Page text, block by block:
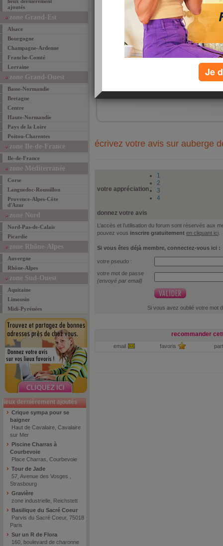
ajoutés
zone Grand-Est
Alsace
Bourgogne
Champagne-Ardenne
Franche-Comté
Lorraine
zone Grand-Ouest
Basse-Normandie
Bretagne
Centre
Haute-Normandie
Pays de la Loire
Poitou-Charentes
zone Ile-de-France
Ile-de-France
zone Méditerranée
Corse
Languedoc-Roussillon
Provence-Alpes-Côte
d'Azur
zone Nord
Nord-Pas-de-Calais
Picardie
zone Rhône-Alpes
Auvergne
Rhône-Alpes
zone Sud-Ouest
Aquitaine
Limousin
Midi-Pyrénées
lieux dernièrement ajoutés
Crique sympa pour se
baigner
Haut de Cavalaire, Cavalaire
sur Mer
Piscine Charras à
Courbevoie
Place Charras, Courbevoie
Tour de Jade
57, Avenue des Vosges ,
Strasbourg
Gravière
zone industrielle, Reichstett
Basilique du Sacré Coeur
Parvis du Sacré Coeur, 75018
Paris
Sur un R de Flora
160, boulevard de charonne
DE
ajouté
écrivez votre avis sur auberge
votre appréciation:
1
2
3
4
donnez votre avis
L’accès et l’utilisation du forum sont réservés aux
pouvez vous inscrire gratuitement en cliquant ici
Si vous êtes déjà membre, connectez-vous ici :
votre pseudo :
votre mot de passe
(envoyé par email)
Si vous avez oublié votre mot
recommander
email favoris
Je